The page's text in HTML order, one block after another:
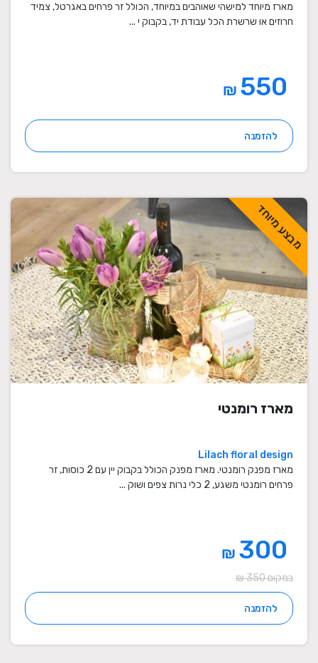
מארז מיוחד למישהי שאוהבים במיוחד, הכולל זר פרחים באגרטל, צמיד
חרוזים או שרשרת הכל עבודת יד, בקבוק י ...
₪
להזמנה
מבצע מיוחד
מארז רומנטי
Lilach floral design
מארז מפנק רומנטי. מארז מפנק הכולל בקבוק יין עם 2 כוסות, זר
פרחים רומנטי משגע, 2 כלי נרות צפים ושוק ...
₪
במקום 350 ₪
להזמנה